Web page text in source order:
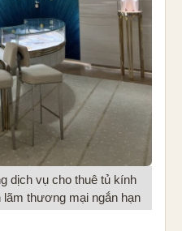
dịch vụ cho thuê tủ kính
thương mại ngắn hạn